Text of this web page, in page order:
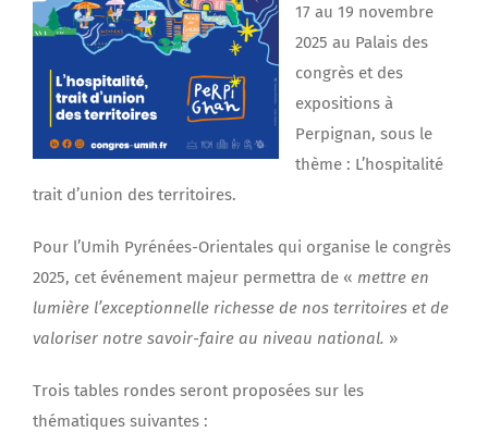
17 au 19 novembre
2025 au Palais des
congrès et des
expositions à
Perpignan, sous le
thème : L’hospitalité
trait d’union des territoires.
Pour l’Umih Pyrénées-Orientales qui organise le congrès
2025, cet événement majeur permettra de « mettre en
lumière l’exceptionnelle richesse de nos territoires et de
valoriser notre savoir-faire au niveau national. »
Trois tables rondes seront proposées sur les
thématiques suivantes :